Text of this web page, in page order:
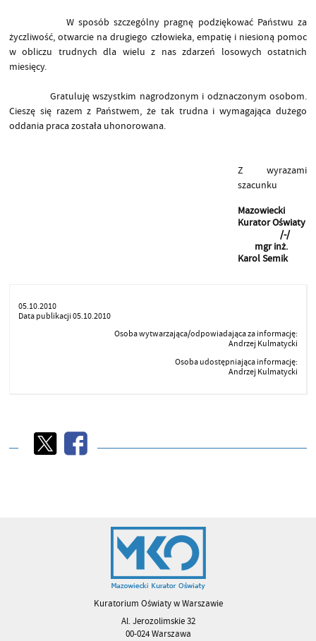
W sposób szczególny pragnę podziękować Państwu za
życzliwość, otwarcie na drugiego człowieka, empatię i niesioną pomoc
w obliczu trudnych dla wielu z nas zdarzeń losowych ostatnich
miesięcy.
Gratuluję wszystkim nagrodzonym i odznaczonym osobom.
Cieszę się razem z Państwem, że tak trudna i wymagająca dużego
oddania praca została uhonorowana.
Z wyrazami
szacunku
Mazowiecki
Kurator Oświaty
/-/
mgr inż.
Karol Semik
05.10.2010
Data publikacji 05.10.2010
Osoba wytwarzająca/odpowiadająca za informację:
Andrzej Kulmatycki
Osoba udostępniająca informację:
Andrzej Kulmatycki
Kuratorium Oświaty w Warszawie
Al. Jerozolimskie 32
00-024 Warszawa